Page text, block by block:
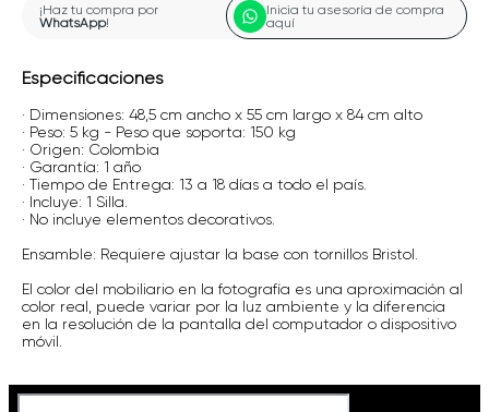
¡Haz tu compra por
WhatsApp!
Inicia tu asesoría de compra
aquí
Especificaciones
· Dimensiones: 48,5 cm ancho x 55 cm largo x 84 cm alto
· Peso: 5 kg - Peso que soporta: 150 kg
· Origen: Colombia
· Garantía: 1 año
· Tiempo de Entrega: 13 a 18 días a todo el país.
· Incluye: 1 Silla.
· No incluye elementos decorativos.
Ensamble: Requiere ajustar la base con tornillos Bristol.
El color del mobiliario en la fotografía es una aproximación al
color real, puede variar por la luz ambiente y la diferencia
en la resolución de la pantalla del computador o dispositivo
móvil.